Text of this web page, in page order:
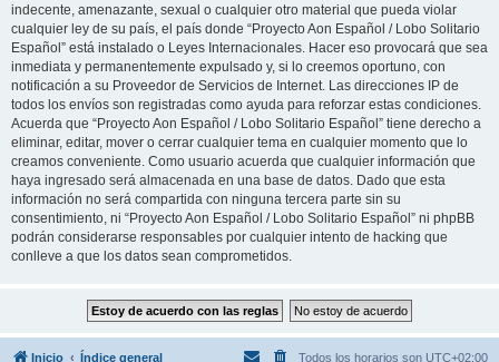
indecente, amenazante, sexual o cualquier otro material que pueda violar
cualquier ley de su país, el país donde “Proyecto Aon Español / Lobo Solitario
Español” está instalado o Leyes Internacionales. Hacer eso provocará que sea
inmediata y permanentemente expulsado y, si lo creemos oportuno, con
notificación a su Proveedor de Servicios de Internet. Las direcciones IP de
todos los envíos son registradas como ayuda para reforzar estas condiciones.
Acuerda que “Proyecto Aon Español / Lobo Solitario Español” tiene derecho a
eliminar, editar, mover o cerrar cualquier tema en cualquier momento que lo
creamos conveniente. Como usuario acuerda que cualquier información que
haya ingresado será almacenada en una base de datos. Dado que esta
información no será compartida con ninguna tercera parte sin su
consentimiento, ni “Proyecto Aon Español / Lobo Solitario Español” ni phpBB
podrán considerarse responsables por cualquier intento de hacking que
conlleve a que los datos sean comprometidos.
Inicio Índice general Todos los horarios son UTC+02:00